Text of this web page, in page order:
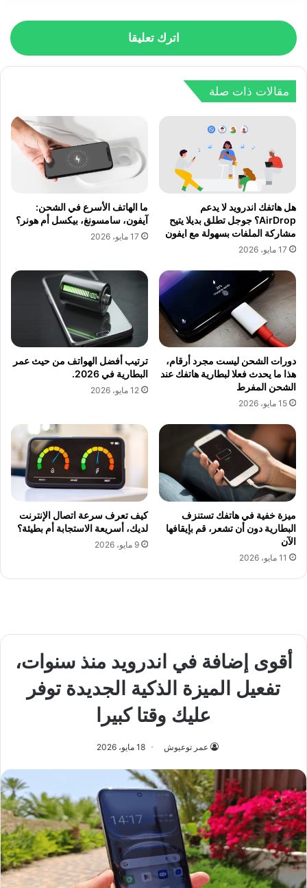
اترك تعليقا
مقالات ذات صلة
هل هاتفك اندرويد لا يدعم
AirDrop؟ جوجل تطلق بديلا يتيح
مشاركة الملفات بسهولة مع ايفون
17 مايو، 2026
ما الهاتف الأسرع في الشحن:
آيفون، سامسونغ، بيكسل أم هونر؟
17 مايو، 2026
دورات الشحن ليست مجرد أرقام،
هذا ما يحدث فعلا لبطارية هاتفك عند
الشحن المفرط
15 مايو، 2026
ترتيب أفضل الهواتف من حيث عمر
البطارية في 2026.
12 مايو، 2026
ميزة خفية في هاتفك تستنزف
البطارية دون أن تشعر، قم بإيقافها
الآن
11 مايو، 2026
كيف تعرف سرعة اتصال الإنترنت
لديك، أسريعة الاستجابة أم بطيئة؟
9 مايو، 2026